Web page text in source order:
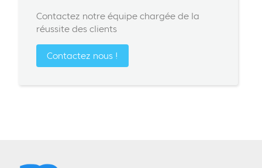
Contactez notre équipe chargée de la
réussite des clients
Contactez nous !